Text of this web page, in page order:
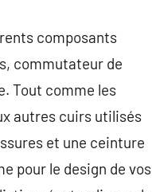
composants
commutateur de
Tout comme les
autres cuirs utilisés
et une ceinture
pour le design de vos